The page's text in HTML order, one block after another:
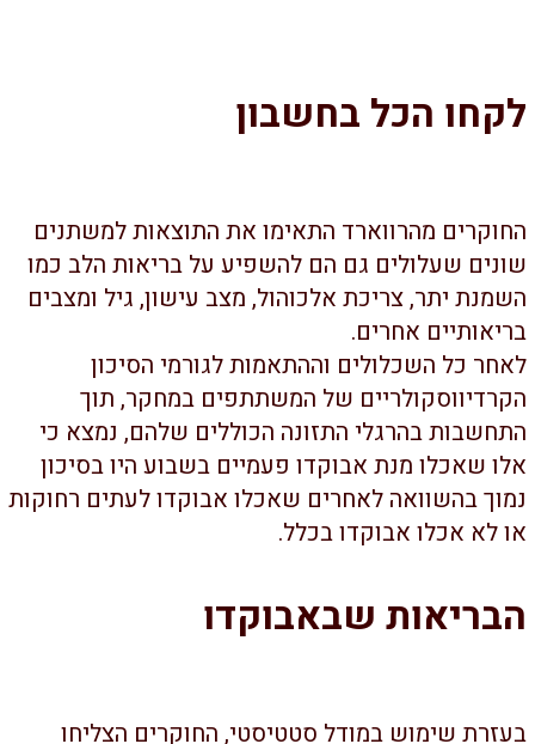
הכל בחשבון
מהרווארד התאימו את התוצאות למשתנים
שעלולים גם הם להשפיע על בריאות הלב כמו
יתר, צריכת אלכוהול, מצב עישון, גיל ומצבים
אחרים.
כל השכלולים וההתאמות לגורמי הסיכון
של המשתתפים במחקר, תוך
בהרגלי התזונה הכוללים שלהם, נמצא כי
שאכלו מנת אבוקדו פעמיים בשבוע היו בסיכון
בהשוואה לאחרים שאכלו אבוקדו לעתים רחוקות
לא אכלו אבוקדו בכלל.
שבאבוקדו
שימוש במודל סטטיסטי, החוקרים הצליחו